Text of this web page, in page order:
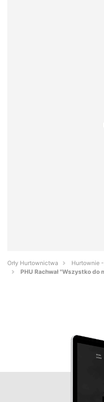
Orły Hurtownictwa
Hurtownie
PHU Rachwał "Wszystko do